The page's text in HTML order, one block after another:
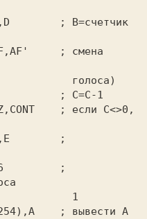
; B=счетчик
; смена
; C=C-1
; если C<>0,
;
;
; вывести A